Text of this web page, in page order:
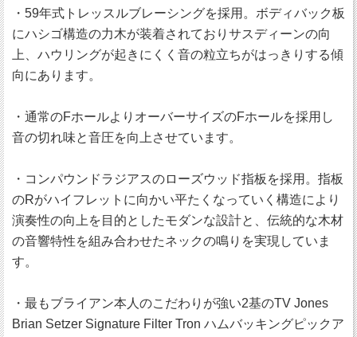
・59年式トレッスルブレーシングを採用。ボディバック板
にハシゴ構造の力木が装着されておりサスディーンの向
上、ハウリングが起きにくく音の粒立ちがはっきりする傾
向にあります。
・通常のFホールよりオーバーサイズのFホールを採用し
音の切れ味と音圧を向上させています。
・コンパウンドラジアスのローズウッド指板を採用。指板
のRがハイフレットに向かい平たくなっていく構造により
演奏性の向上を目的としたモダンな設計と、伝統的な木材
の音響特性を組み合わせたネックの鳴りを実現していま
す。
・最もブライアン本人のこだわりが強い2基のTV Jones
Brian Setzer Signature Filter Tron ハムバッキングピックア